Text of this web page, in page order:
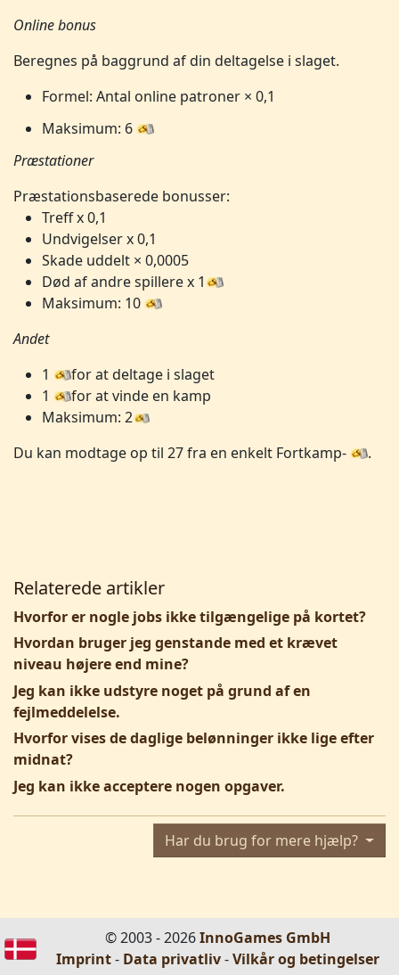
Online bonus
Beregnes på baggrund af din deltagelse i slaget.
Formel: Antal online patroner × 0,1
Maksimum: 6
Præstationer
Præstationsbaserede bonusser:
Treff x 0,1
Undvigelser x 0,1
Skade uddelt × 0,0005
Død af andre spillere x 1
Maksimum: 10
Andet
1
for at deltage i slaget
1
for at vinde en kamp
Maksimum: 2
Du kan modtage op til 27 fra en enkelt Fortkamp-
.
Relaterede artikler
Hvorfor er nogle jobs ikke tilgængelige på kortet?
Hvordan bruger jeg genstande med et krævet
niveau højere end mine?
Jeg kan ikke udstyre noget på grund af en
fejlmeddelelse.
Hvorfor vises de daglige belønninger ikke lige efter
midnat?
Jeg kan ikke acceptere nogen opgaver.
Har du brug for mere hjælp?
© 2003 - 2026InnoGames GmbH
Imprint- Data privatliv-Vilkår og betingelser